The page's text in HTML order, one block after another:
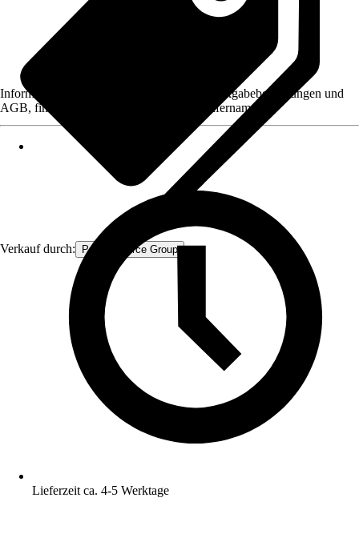
Verkauf durch: Procommerce Group
Informationen des Verkäufers, wie z. B. Rückgabebedingungen und
AGB, finden Sie bei Klick auf den Verkäufernamen.
Lieferzeit ca. 4-5 Werktage